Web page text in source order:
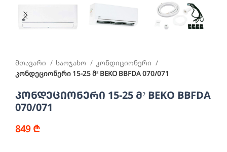
მთავარი საოჯახო
კონდიციონერი
კონდეციონერი 15-25 მ² BEKO BBFDA 070/071
კონდეციონერი 15-25 მ² BEKO BBFDA
070/071
849 ₾